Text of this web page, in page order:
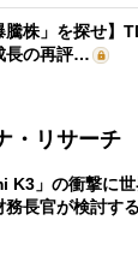
騰株」を探せ】
長の再評…
・リサーチ
K3」の衝撃に
長官が検討す